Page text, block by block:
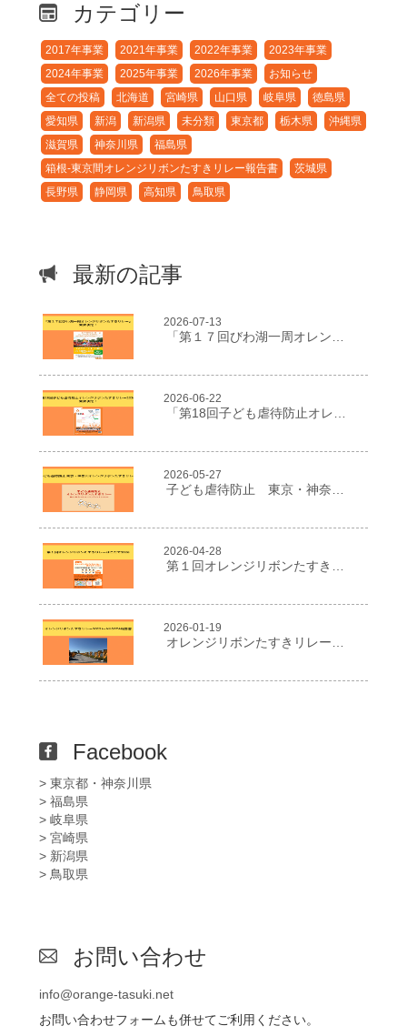
カテゴリー
2017年事業 2021年事業 2022年事業
2023年事業
2024年事業
2025年事業 2026年事業
お知らせ
全ての投稿
北海道 宮崎県 山口県 岐阜県
徳島県
愛知県
新潟 新潟県 未分類 東京都 栃木県
沖縄県
滋賀県
神奈川県
福島県
箱根-東京間オレンジリボンたすきリレー報告書
茨城県
長野県
静岡県 高知県 鳥取県
最新の記事
「第１７回びわ湖一周オレンジリボンたすきリレー」開催決定！
2026-07-13
「第18回子ども虐待防止オレンジリボンたすきリレー2026」開催決定！
2026-06-22
子ども虐待防止 東京・神奈川オレンジリボンたすきリレー
2026-05-27
第１回オレンジリボンたすきリレーはこだて2026
2026-04-28
オレンジリボンたすきリレー２０２５in NIIGATA報告書
2026-01-19
Facebook
> 東京都・神奈川県
> 福島県
> 岐阜県
> 宮崎県
> 新潟県
> 鳥取県
お問い合わせ
info@orange-tasuki.net
お問い合わせフォームも併せてご利用ください。